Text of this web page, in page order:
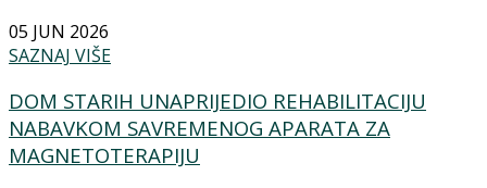
05 JUN 2026
SAZNAJ VIŠE
DOM STARIH UNAPRIJEDIO REHABILITACIJU
NABAVKOM SAVREMENOG APARATA ZA
MAGNETOTERAPIJU